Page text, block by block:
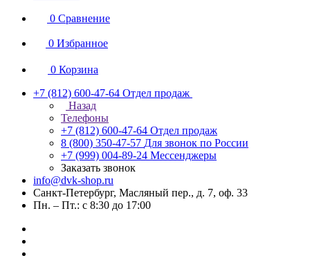
0 Сравнение
0 Избранное
0 Корзина
+7 (812) 600-47-64 Отдел продаж
Назад
Телефоны
+7 (812) 600-47-64 Отдел продаж
8 (800) 350-47-57 Для звонок по России
+7 (999) 004-89-24 Мессенджеры
Заказать звонок
info@dvk-shop.ru
Санкт-Петербург, Масляный пер., д. 7, оф. 33
Пн. – Пт.: с 8:30 до 17:00